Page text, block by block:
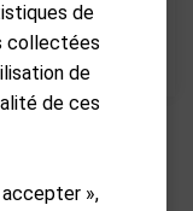
de
collectées
de
de ces
»,